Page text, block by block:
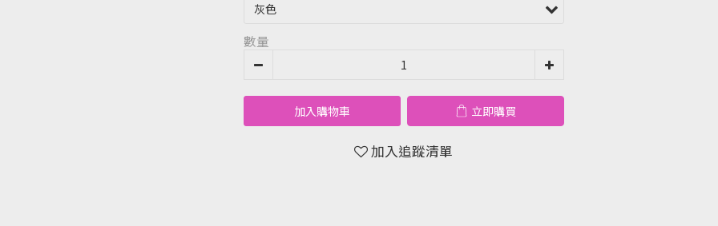
數量
加入購物車 立即購買
加入追蹤清單